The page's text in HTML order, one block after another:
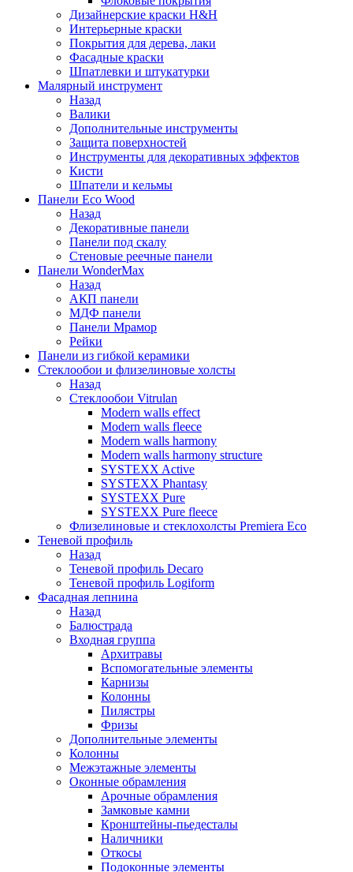
Дизайнерские краски H&H
Интерьерные краски
Покрытия для дерева, лаки
Фасадные краски
Шпатлевки и штукатурки
Малярный инструмент
Назад
Валики
Дополнительные инструменты
Защита поверхностей
Инструменты для декоративных эффектов
Кисти
Шпатели и кельмы
Панели Eco Wood
Назад
Декоративные панели
Панели под скалу
Стеновые реечные панели
Панели WonderMax
Назад
АКП панели
МДФ панели
Панели Мрамор
Рейки
Панели из гибкой керамики
Стеклообои и флизелиновые холсты
Назад
Стеклообои Vitrulan
Modern walls effect
Modern walls fleece
Modern walls harmony
Modern walls harmony structure
SYSTEXX Active
SYSTEXX Phantasy
SYSTEXX Pure
SYSTEXX Pure fleece
Флизелиновые и стеклохолсты Premiera Eco
Теневой профиль
Назад
Теневой профиль Decaro
Теневой профиль Logiform
Фасадная лепнина
Назад
Балюстрада
Входная группа
Архитравы
Вспомогательные элементы
Карнизы
Колонны
Пилястры
Фризы
Дополнительные элементы
Колонны
Межэтажные элементы
Оконные обрамления
Арочные обрамления
Замковые камни
Кронштейны-пьедесталы
Наличники
Откосы
Подоконные элементы